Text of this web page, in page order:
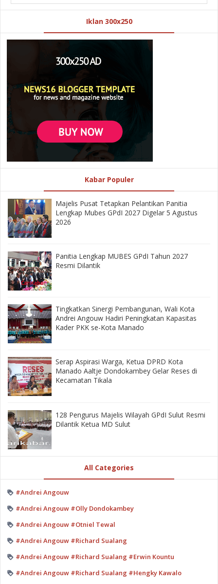
Iklan 300x250
Kabar Populer
Majelis Pusat Tetapkan Pelantikan Panitia
Lengkap Mubes GPdI 2027 Digelar 5 Agustus
2026
Panitia Lengkap MUBES GPdI Tahun 2027
Resmi Dilantik
‎Tingkatkan Sinergi Pembangunan, Wali Kota
Andrei Angouw Hadiri Peningkatan Kapasitas
Kader PKK se-Kota Manado
‎Serap Aspirasi Warga, Ketua DPRD Kota
Manado Aaltje Dondokambey Gelar Reses di
Kecamatan Tikala ‎
128 Pengurus Majelis Wilayah GPdI Sulut Resmi
Dilantik Ketua MD Sulut
All Categories
#Andrei Angouw
#Andrei Angouw #Olly Dondokambey
#Andrei Angouw #Otniel Tewal
#Andrei Angouw #Richard Sualang
#Andrei Angouw #Richard Sualang #Erwin Kountu
#Andrei Angouw #Richard Sualang #Hengky Kawalo